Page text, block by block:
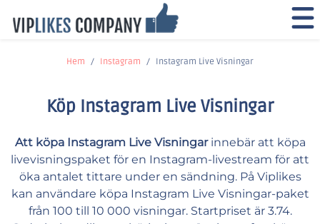
Hem Instagram Instagram Live Visningar
Köp Instagram Live Visningar
Att köpa Instagram Live Visningarinnebär att köpa
livevisningspaket för en Instagram-livestream för att
öka antalet tittare under en sändning. På Viplikes
kan användare köpa Instagram Live Visningar-paket
från 100 till 10 000 visningar. Startpriset är 3.74.